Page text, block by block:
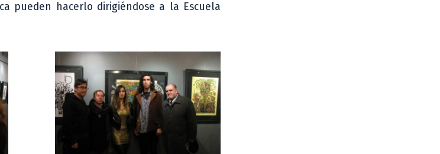
pueden hacerlo dirigiéndose a la Escuela